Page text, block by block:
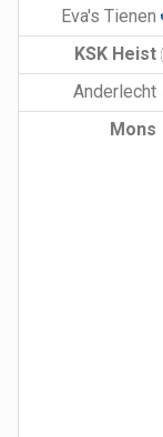
Eva's Tienen
KSK Heist
Anderlecht
Mons